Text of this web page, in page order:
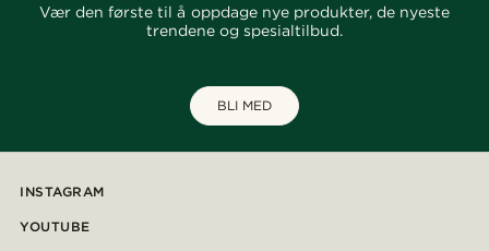
Vær den første til å oppdage nye produkter, de nyeste
trendene og spesialtilbud.
BLI MED
INSTAGRAM
YOUTUBE